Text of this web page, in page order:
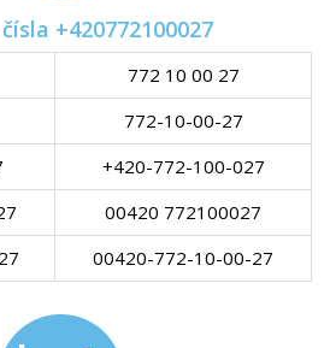
+420772100027
772 10 00 27
772-10-00-27
+420-772-100-027
00420 772100027
00420-772-10-00-27